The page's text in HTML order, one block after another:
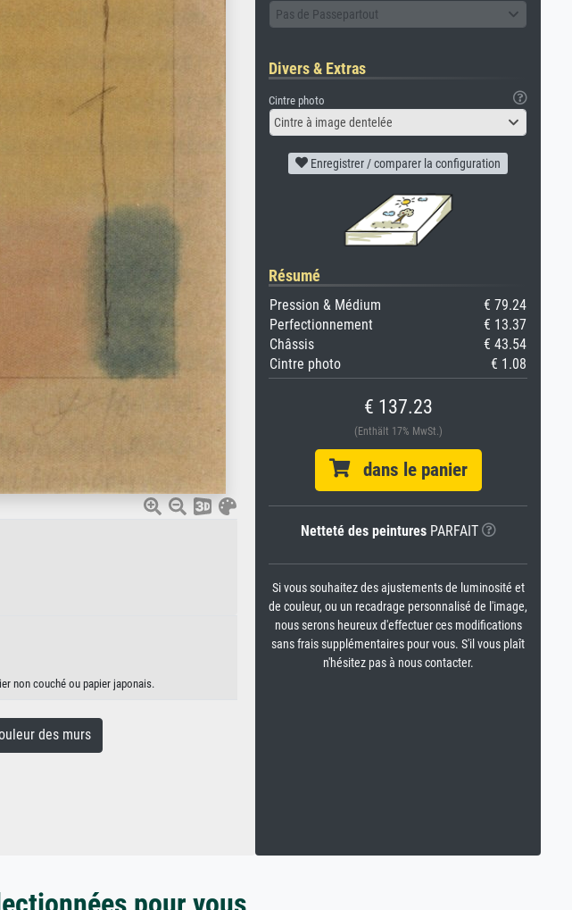
non couché ou papier japonais.
des murs
Pas de Passepartout
Divers & Extras
Cintre photo
Cintre à image dentelée
Enregistrer / comparer la configuration
Résumé
Pression & Médium
€ 79.24
Perfectionnement
€ 13.37
Châssis
€ 43.54
Cintre photo
€ 1.08
€ 137.23
(Enthält 17% MwSt.)
dans le panier
Netteté des peinturesPARFAIT
Si vous souhaitez des ajustements de luminosité et
de couleur, ou un recadrage personnalisé de l'image,
nous serons heureux d'effectuer ces modifications
sans frais supplémentaires pour vous. S'il vous plaît
n'hésitez pas à nous contacter.